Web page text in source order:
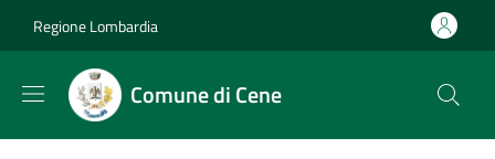
Regione Lombardia
Comune di Cene